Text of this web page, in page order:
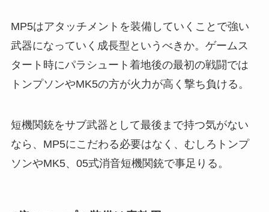
MP5はアタッチメントを装備していくことで強い
武器になっていく成長型というべきか。ゲームス
タート時にパラシュート着地後の最初の戦闘では
トンプソンやMK5の方が火力が高く撃ち負ける。
短機関銃をサブ武器として最後まで持つ気がない
なら、MP5にこだわる必要はなく、むしろトンプ
ソンやMK5、05式消音短機関銃で事足りる。